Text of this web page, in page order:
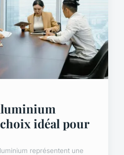
idéal pour
représentent une